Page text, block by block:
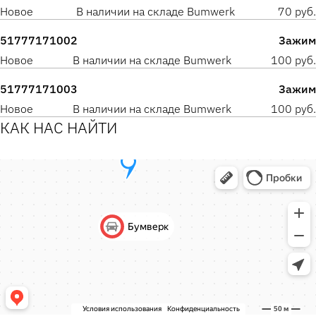
Новое
В наличии на складе Bumwerk 70 руб.
51777171002
Зажим
Новое
В наличии на складе Bumwerk 100 руб.
51777171003
Зажим
Новое
В наличии на складе Bumwerk 100 руб.
КАК НАС НАЙТИ